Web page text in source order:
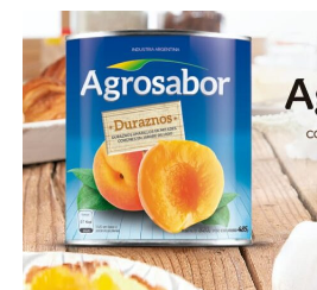
Los algoritmos desarrollados
formas de descomponer el
los asistentes a cada evento.
Como ya se informó, no todo
asistentes impacta en territorio
parte de los tributos generados
Córdoba por asistentes a un
nacionales e, incluso, del resto
provinciales.